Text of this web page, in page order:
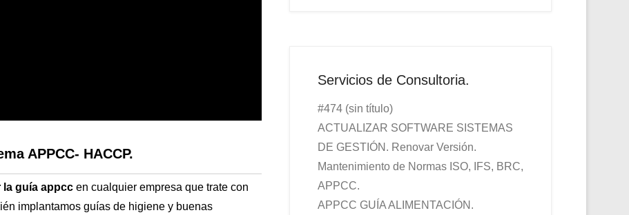
APPCC- HACCP.
la guía appcc en cualquier empresa que trate con
implantamos guías de higiene y buenas
Servicios de Consultoria.
#474 (sin título)
ACTUALIZAR SOFTWARE SISTEMAS
DE GESTIÓN. Renovar Versión.
Mantenimiento de Normas ISO, IFS, BRC,
APPCC.
APPCC GUÍA ALIMENTACIÓN.